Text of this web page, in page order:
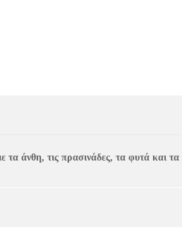
τα άνθη, τις πρασινάδες, τα φυτά και